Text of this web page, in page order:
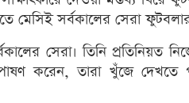
মেসিই সর্বকালের সেরা
সেরা। তিনি প্রতিনিয়ত
করেন, তারা খুঁজে